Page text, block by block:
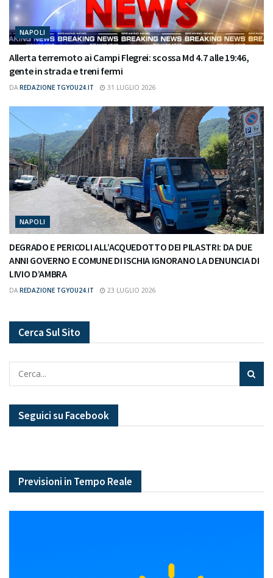
NAPOLI
Allerta terremoto ai Campi Flegrei: scossa Md 4.7 alle 19:46,
gente in strada e treni fermi
DA REDAZIONE TGYOU24.IT 31 LUGLIO 2026
NAPOLI
DEGRADO E PERICOLI ALL’ACQUEDOTTO DEI PILASTRI: DA DUE
ANNI GOVERNO E COMUNE DI ISCHIA IGNORANO LA DENUNCIA DI
LIVIO D’AMBRA
DA REDAZIONE TGYOU24.IT 23 LUGLIO 2026
Cerca Sul Sito
Seguici su Facebook
Previsioni in Tempo Reale